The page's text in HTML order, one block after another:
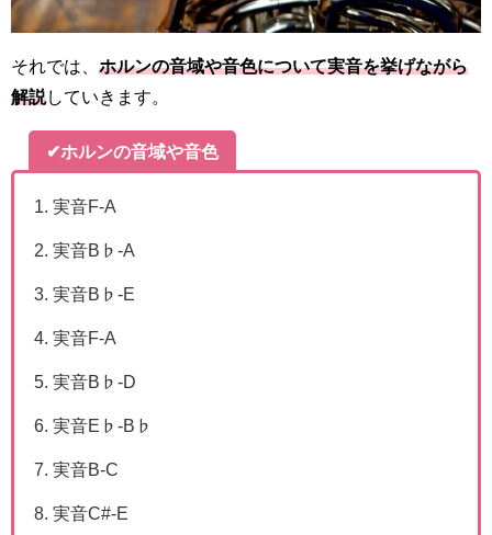
それでは、 ホルンの音域や音色について実音を挙げながら
解説していきます。
✔ホルンの音域や音色
実音F-A
実音B♭-A
実音B♭-E
実音F-A
実音B♭-D
実音E♭-B♭
実音B-C
実音C#-E